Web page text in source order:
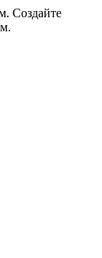
Создайте